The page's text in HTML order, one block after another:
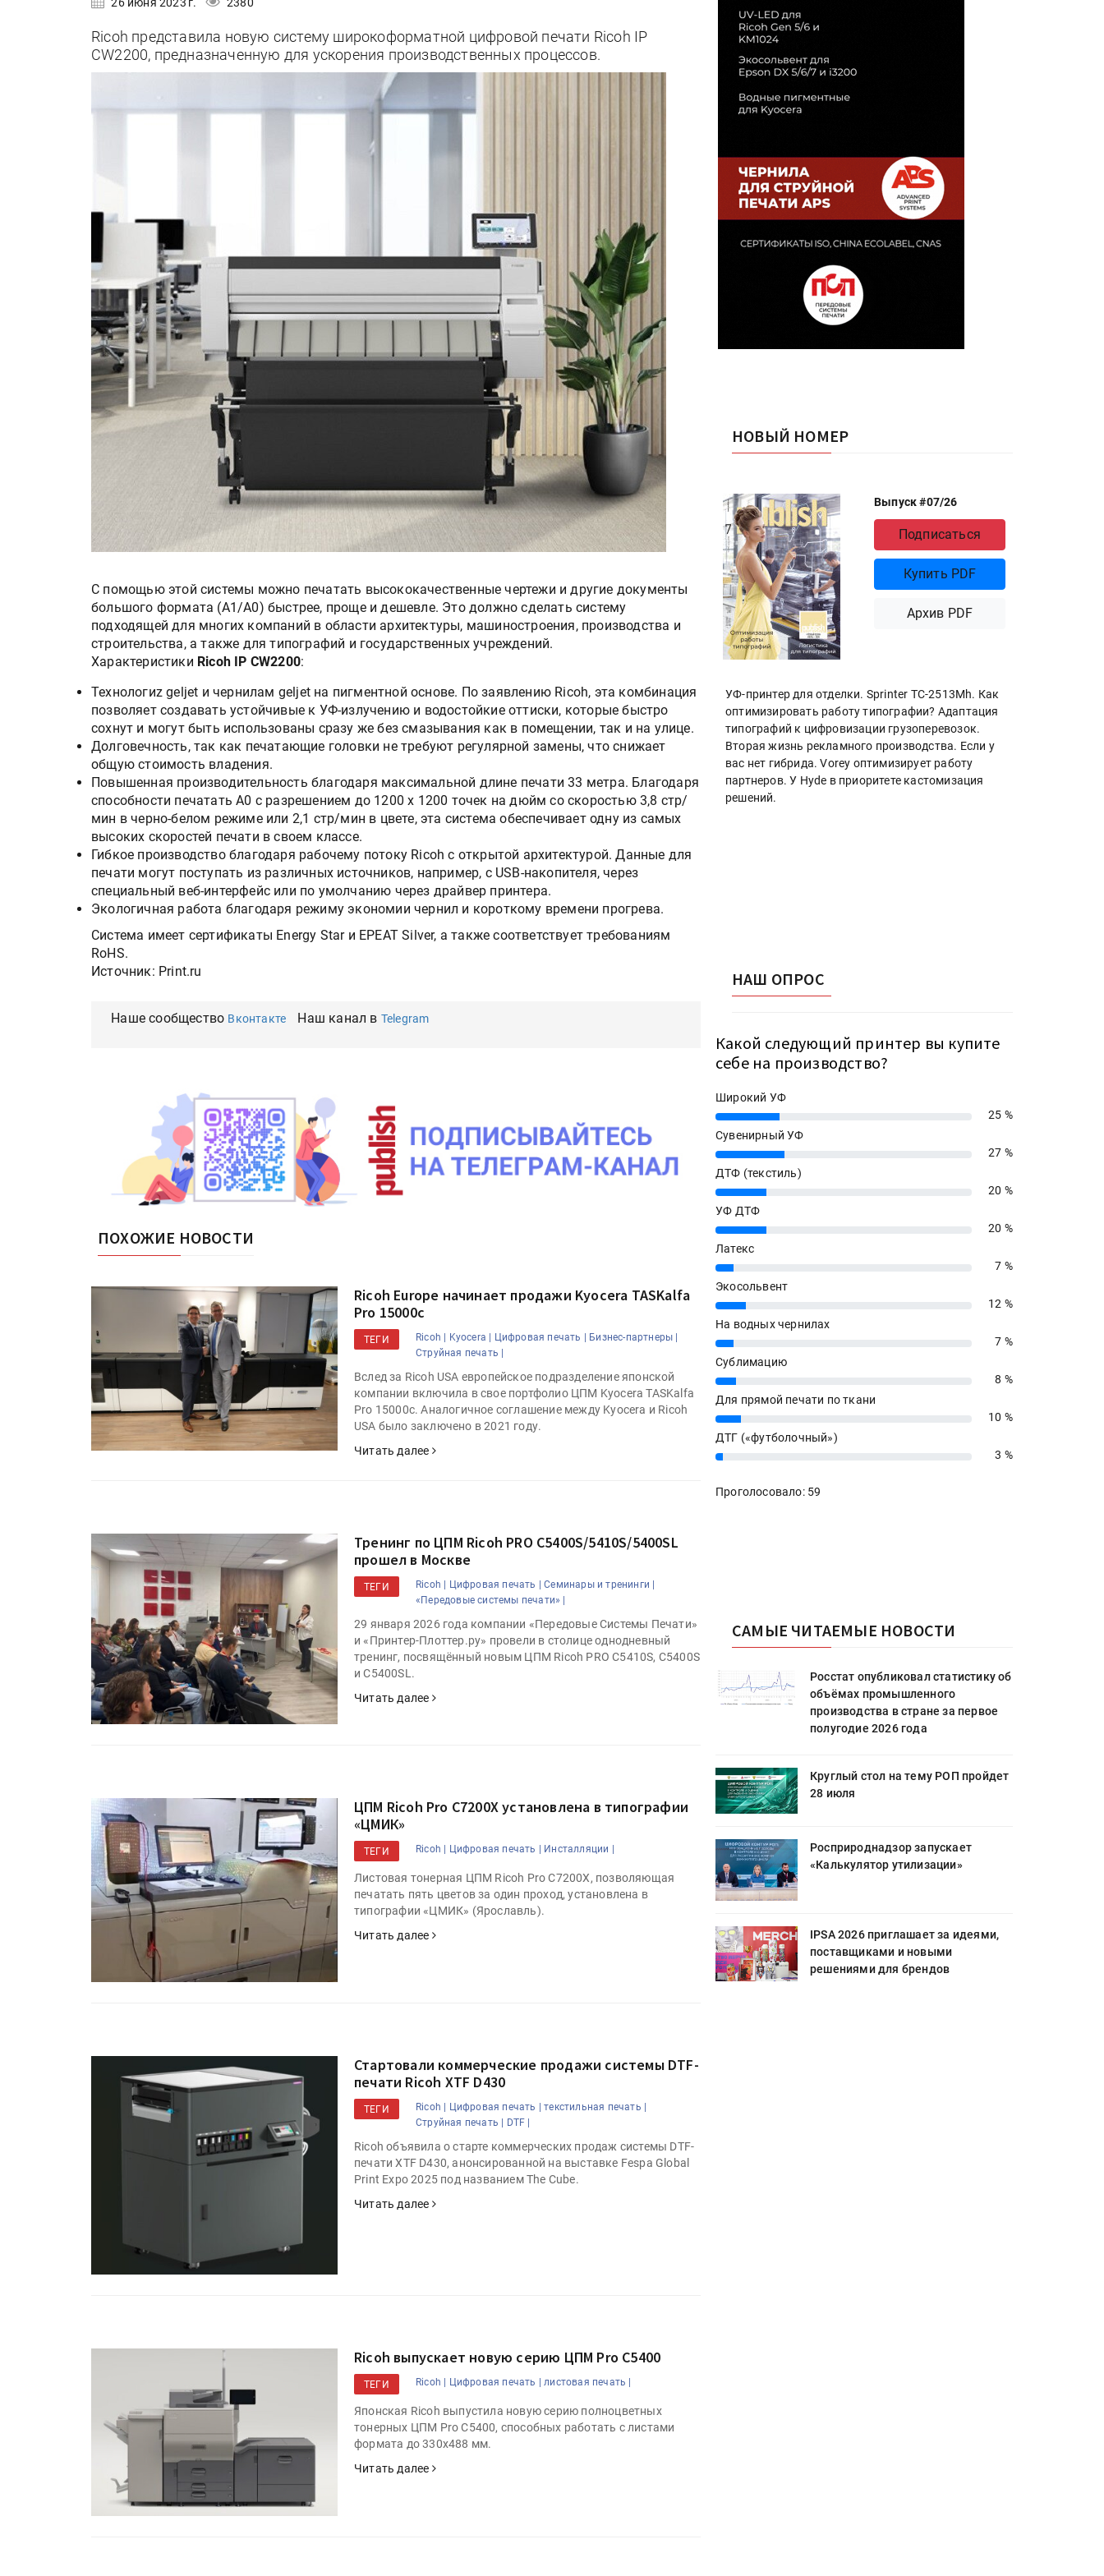
Ricoh представила новую систему широкоформатной цифровой печати Ricoh IP
CW2200, предназначенную для ускорения производственных процессов.
С помощью этой системы можно печатать высококачественные чертежи и другие документы
большого формата (A1/A0) быстрее, проще и дешевле. Это должно сделать систему
подходящей для многих компаний в области архитектуры, машиностроения, производства и
строительства, а также для типографий и государственных учреждений.
Характеристики Ricoh IP CW2200:
Технологиz geljet и чернилам geljet на пигментной основе. По заявлению Ricoh, эта комбинация
позволяет создавать устойчивые к УФ-излучению и водостойкие оттиски, которые быстро
сохнут и могут быть использованы сразу же без смазывания как в помещении, так и на улице.
Долговечность, так как печатающие головки не требуют регулярной замены, что снижает
общую стоимость владения.
Повышенная производительность благодаря максимальной длине печати 33 метра. Благодаря
способности печатать A0 с разрешением до 1200 x 1200 точек на дюйм со скоростью 3,8 стр/
мин в черно-белом режиме или 2,1 стр/мин в цвете, эта система обеспечивает одну из самых
высоких скоростей печати в своем классе.
Гибкое производство благодаря рабочему потоку Ricoh с открытой архитектурой. Данные для
печати могут поступать из различных источников, например, с USB-накопителя, через
специальный веб-интерфейс или по умолчанию через драйвер принтера.
Экологичная работа благодаря режиму экономии чернил и короткому времени прогрева.
Система имеет сертификаты Energy Star и EPEAT Silver, а также соответствует требованиям
RoHS.
Источник: Print.ru
Наше сообщество Вконтакте Наш канал в Telegram
ПОХОЖИЕ НОВОСТИ
Ricoh Europe начинает продажи Kyocera TASKalfa
Pro 15000c
ТЕГИ Ricoh | Kyocera | Цифровая печать |
Бизнес-партнеры |
Струйная печать |
Вслед за Ricoh USA европейское подразделение японской
компании включила в свое портфолио ЦПМ Kyocera TASKalfa
Pro 15000c. Аналогичное соглашение между Kyocera и Ricoh
USA было заключено в 2021 году.
Читать далее
Тренинг по ЦПМ Ricoh PRO C5400S/5410S/5400SL
прошел в Москве
ТЕГИ Ricoh | Цифровая печать |
Семинары и тренинги |
«Передовые системы печати» |
29 января 2026 года компании «Передовые Системы Печати»
и «Принтер-Плоттер.ру» провели в столице однодневный
тренинг, посвящённый новым ЦПМ Ricoh PRO C5410S, C5400S
и C5400SL.
Читать далее
ЦПМ Ricoh Pro С7200X установлена в типографии
«ЦМИК»
ТЕГИ Ricoh | Цифровая печать | Инсталляции |
Листовая тонерная ЦПМ Ricoh Pro С7200X, позволяющая
печатать пять цветов за один проход, установлена в
типографии «ЦМИК» (Ярославль).
Читать далее
Стартовали коммерческие продажи системы DTF-
печати Ricoh XTF D430
ТЕГИ Ricoh | Цифровая печать |
текстильная печать |
Струйная печать |
DTF |
Ricoh объявила о старте коммерческих продаж системы DTF-
печати XTF D430, анонсированной на выставке Fespa Global
Print Expo 2025 под названием The Cube.
Читать далее
Ricoh выпускает новую серию ЦПМ Pro C5400
ТЕГИ Ricoh | Цифровая печать | листовая печать |
Японская Ricoh выпустила новую серию полноцветных
тонерных ЦПМ Pro C5400, способных работать с листами
формата до 330х488 мм.
Читать далее
НОВЫЙ НОМЕР
Выпуск #07/26
Подписаться
Купить PDF
Архив PDF
УФ-принтер для отделки. Sprinter ТС-2513Mh. Как
оптимизировать работу типографии? Адаптация
типографий к цифровизации грузоперевозок.
Вторая жизнь рекламного производства. Если у
вас нет гибрида. Vorey оптимизирует работу
партнеров. У Hyde в приоритете кастомизация
решений.
НАШ ОПРОС
Какой следующий принтер вы купите
себе на производство?
Широкий УФ
25%
25 %
Сувенирный УФ
27%
27 %
ДТФ (текстиль)
20%
20 %
УФ ДТФ
20%
20 %
Латекс
7%
7 %
Экосольвент
12%
12 %
На водных чернилах
7%
7 %
Сублимацию
8%
8 %
Для прямой печати по ткани
10%
10 %
ДТГ («футболочный»)
3% 3 %
Проголосовало: 59
САМЫЕ ЧИТАЕМЫЕ НОВОСТИ
Росстат опубликовал статистику об
объёмах промышленного
производства в стране за первое
полугодие 2026 года
Росприроднадзор запускает
«Калькулятор утилизации»
IPSA 2026 приглашает за идеями,
поставщиками и новыми
решениями для брендов
Росприроднадзор запускает
Росстат опубликовал статистику об
объёмах промышленного
производства в стране за первое
полугодие 2026 года
Круглый стол на тему РОП пройдет
28 июля
Росприроднадзор запускает
«Калькулятор утилизации»
IPSA 2026 приглашает за идеями,
поставщиками и новыми
решениями для брендов